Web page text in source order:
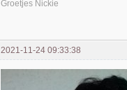
Groetjes Nickie
2021-11-24 09:33:38